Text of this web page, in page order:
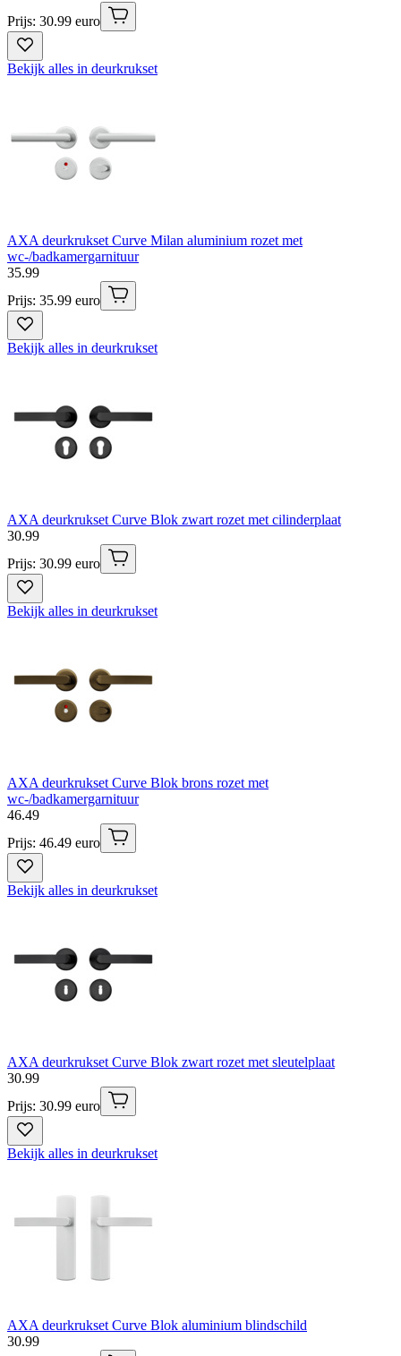
Prijs: 30.99 euro
Bekijk alles in deurkrukset
AXA deurkrukset Curve Milan aluminium rozet met
wc-/badkamergarnituur
35.99
Prijs: 35.99 euro
Bekijk alles in deurkrukset
AXA deurkrukset Curve Blok zwart rozet met cilinderplaat
30.99
Prijs: 30.99 euro
Bekijk alles in deurkrukset
AXA deurkrukset Curve Blok brons rozet met
wc-/badkamergarnituur
46.49
Prijs: 46.49 euro
Bekijk alles in deurkrukset
AXA deurkrukset Curve Blok zwart rozet met sleutelplaat
30.99
Prijs: 30.99 euro
Bekijk alles in deurkrukset
AXA deurkrukset Curve Blok aluminium blindschild
30.99